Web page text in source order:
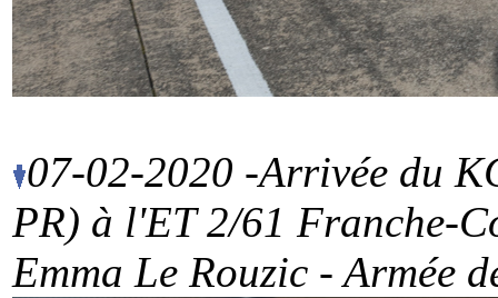
07-02-2020 -Arrivée du
PR) à l'ET 2/61 Franche-
Emma Le Rouzic - Armée